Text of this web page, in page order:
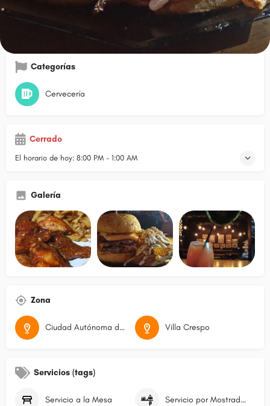
Cómo llegar Llamar Opinar
Categorías
Cervecería
Cerrado
El horario de hoy: 8:00 PM - 1:00 AM
Galería
Zona
Ciudad Autónoma de Buenos Aires Villa Crespo
Servicios (tags)
Servicio a la Mesa Servicio por Mostrador/Caja